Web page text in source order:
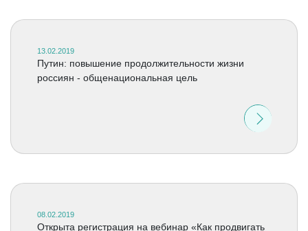
13.02.2019
Путин: повышение продолжительности жизни
россиян - общенациональная цель
08.02.2019
Открыта регистрация на вебинар «Как продвигать